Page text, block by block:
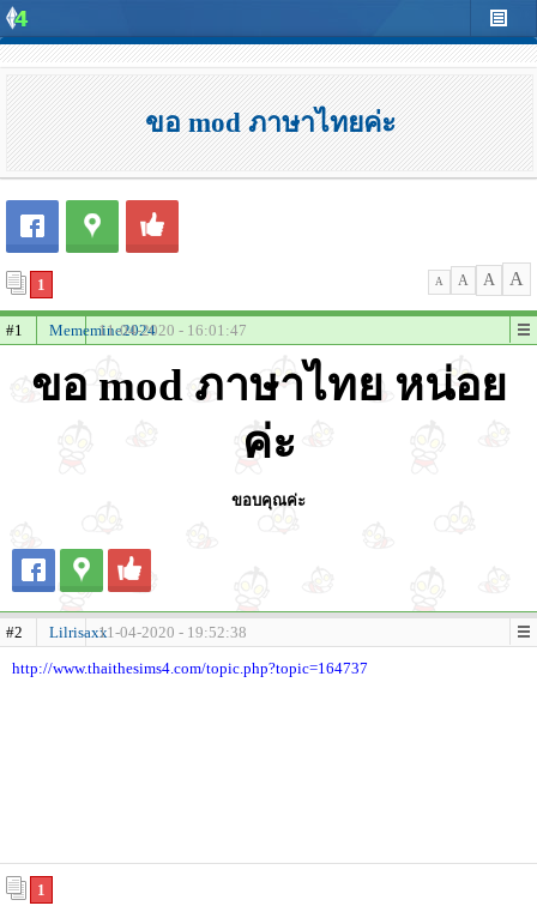
ขอ mod ภาษาไทยค่ะ
1 A A A A
#1 Mememine2024
11-04-2020 - 16:01:47
ขอ mod ภาษาไทย หน่อย
ค่ะ
ขอบคุณค่ะ
#2 Lilrisaxx11-04-2020 - 19:52:38
http://www.thaithesims4.com/topic.php?topic=164737
1